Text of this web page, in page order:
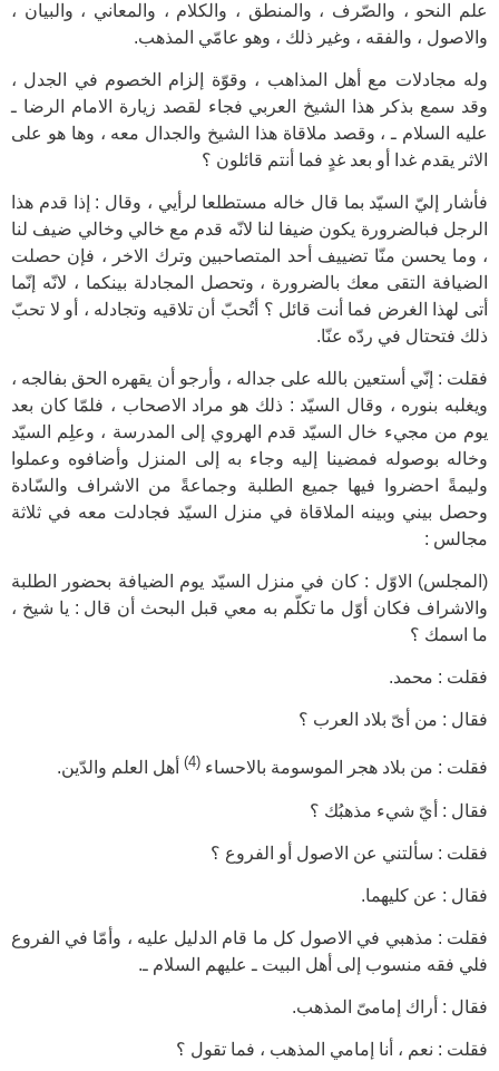
علم النحو ، والصّرف ، والمنطق ، والكلام ، والمعاني ، والبيان ،
والاصول ، والفقه ، وغير ذلك ، وهو عامّي المذهب.
وله مجادلات مع أهل المذاهب ، وقوّة إلزام الخصوم في الجدل ،
وقد سمع بذكر هذا الشيخ العربي فجاء لقصد زيارة الامام الرضا ـ
عليه السلام ـ ، وقصد ملاقاة هذا الشيخ والجدال معه ، وها هو على
الاثر يقدم غدا أو بعد غدٍ فما أنتم قائلون ؟
فأشار إليّ السيّد بما قال خاله مستطلعا لرأيي ، وقال : إذا قدم هذا
الرجل فبالضرورة يكون ضيفا لنا لانّه قدم مع خالي وخالي ضيف لنا
، وما يحسن منّا تضييف أحد المتصاحبين وترك الاخر ، فإن حصلت
الضيافة التقى معك بالضرورة ، وتحصل المجادلة بينكما ، لانّه إنّما
أتى لهذا الغرض فما أنت قائل ؟ أتُحبّ أن تلاقيه وتجادله ، أو لا تحبّ
ذلك فتحتال في ردّه عنّا.
فقلت : إنّي أستعين بالله على جداله ، وأرجو أن يقهره الحق بفالجه ،
ويغلبه بنوره ، وقال السيّد : ذلك هو مراد الاصحاب ، فلمّا كان بعد
يوم من مجيء خال السيّد قدم الهروي إلى المدرسة ، وعلِم السيّد
وخاله بوصوله فمضينا إليه وجاء به إلى المنزل وأضافوه وعملوا
وليمةً احضروا فيها جميع الطلبة وجماعةً من الاشراف والسّادة
وحصل بيني وبينه الملاقاة في منزل السيّد فجادلت معه في ثلاثة
مجالس :
(المجلس) الاوّل : كان في منزل السيّد يوم الضيافة بحضور الطلبة
والاشراف فكان أوّل ما تكلّم به معي قبل البحث أن قال : يا شيخ ،
ما اسمك ؟
فقلت : محمد.
فقال : من أىّ بلاد العرب ؟
فقلت : من بلاد هجر الموسومة بالاحساء (4) أهل العلم والدّين.
فقال : أيّ شيء مذهبُك ؟
فقلت : سألتني عن الاصول أو الفروع ؟
فقال : عن كليهما.
فقلت : مذهبي في الاصول كل ما قام الدليل عليه ، وأمّا في الفروع
فلي فقه منسوب إلى أهل البيت ـ عليهم السلام ـ.
فقال : أراك إمامىّ المذهب.
فقلت : نعم ، أنا إمامي المذهب ، فما تقول ؟